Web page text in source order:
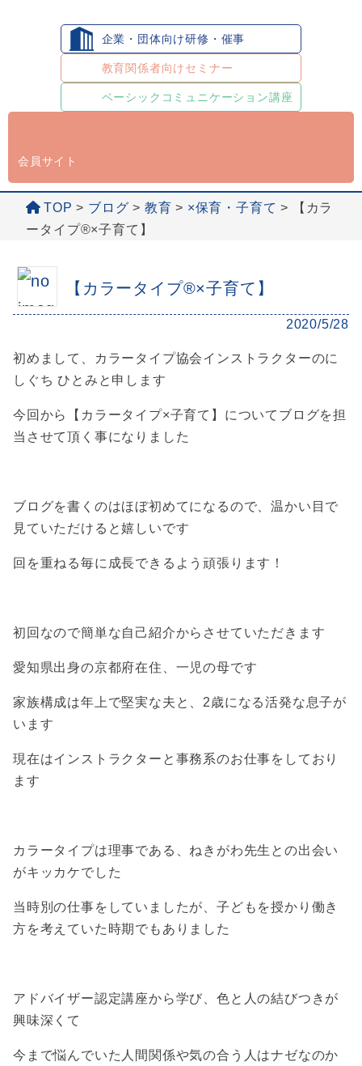
企業・団体向け研修・催事
教育関係者向けセミナー
ベーシックコミュニケーション講座
会員サイト
TOP > ブログ > 教育 > ×保育・子育て >
【カラ
ータイプ®×子育て】
【カラータイプ®×子育て】
2020/5/28
初めまして、カラータイプ協会インストラクターのに
しぐち ひとみと申します
今回から【カラータイプ×子育て】についてブログを担
当させて頂く事になりました
ブログを書くのはほぼ初めてになるので、温かい目で
見ていただけると嬉しいです
回を重ねる毎に成長できるよう頑張ります！
初回なので簡単な自己紹介からさせていただきます
愛知県出身の京都府在住、一児の母です
家族構成は年上で堅実な夫と、2歳になる活発な息子が
います
現在はインストラクターと事務系のお仕事をしており
ます
カラータイプは理事である、ねきがわ先生との出会い
がキッカケでした
当時別の仕事をしていましたが、子どもを授かり働き
方を考えていた時期でもありました
アドバイザー認定講座から学び、色と人の結びつきが
興味深くて
今まで悩んでいた人間関係や気の合う人はナゼなのか